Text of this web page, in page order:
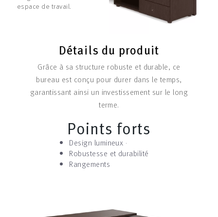
espace de travail.
Détails du produit
Grâce à sa structure robuste et durable, ce
bureau est conçu pour durer dans le temps,
garantissant ainsi un investissement sur le long
terme.
Points forts
Design lumineux ·
Robustesse et durabilité
Rangements